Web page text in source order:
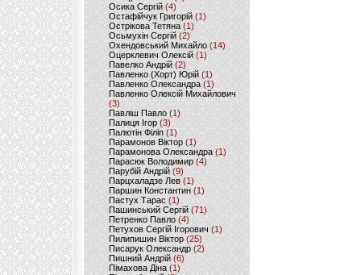
Осика Сергій(4)
Остафійчук Григорій(1)
Острікова Тетяна (1)
Осьмухін Сергій (2)
Охендовський Михайло (14)
Оцерклевич Олексій (1)
Павелко Андрій (2)
Павленко (Хорт) Юрій (1)
Павленко Олександра (1)
Павленко Олексій Михайлович
(3)
Павліш Павло(1)
Палиця Ігор (3)
Палютін Філіп(1)
Парамонов Віктор (1)
Парамонова Олександра(1)
Парасюк Володимир(4)
Парубій Андрій (9)
Парцхаладзе Лев (1)
Паршин Константин(1)
Пастух Тарас (1)
Пашинський Сергій (71)
Петренко Павло (4)
Петухов Сергій Ігорович (1)
Пилипишин Віктор(25)
Писарук Олександр(2)
Пишний Андрій (6)
Пімахова Діна(1)